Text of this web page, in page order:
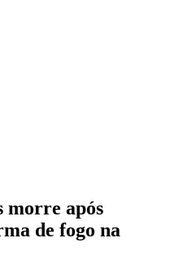
morre após
de fogo na